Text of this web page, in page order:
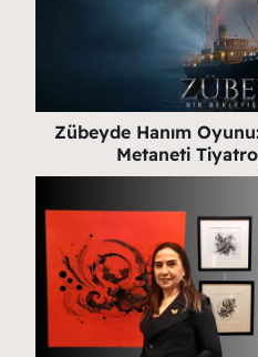
Zübeyde Hanım
Metaneti